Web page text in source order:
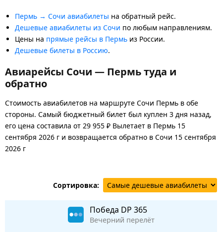
Пермь → Сочи авиабилеты на обратный рейс.
Дешевые авиабилеты из Сочи по любым направлениям.
Цены на прямые рейсы в Пермь из России.
Дешевые билеты в Россию.
Авиарейсы Сочи — Пермь туда и
обратно
Стоимость авиабилетов на маршруте Сочи Пермь в обе
стороны. Самый бюджетный билет был куплен 3 дня назад,
его цена составила от 29 955 ₽ Вылетает в Пермь 15
сентября 2026 г и возвращается обратно в Сочи 15 сентября
2026 г
Сортировка:
Победа DP 365
Вечерний перелёт